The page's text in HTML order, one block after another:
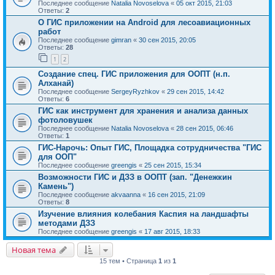
Последнее сообщение Natalia Novoselova « 05 окт 2015, 21:03
Ответы: 2
О ГИС приложении на Android для лесоавиационных
работ
Последнее сообщение gimran « 30 сен 2015, 20:05
Ответы: 28
1 2
Создание спец. ГИС приложения для ООПТ (н.п.
Алханай)
Последнее сообщение SergeyRyzhkov « 29 сен 2015, 14:42
Ответы: 6
ГИС как инструмент для хранения и анализа данных
фотоловушек
Последнее сообщение Natalia Novoselova « 28 сен 2015, 06:46
Ответы: 1
ГИС-Нарочь: Опыт ГИС, Площадка сотрудничества "ГИС
для ООП"
Последнее сообщение greengis « 25 сен 2015, 15:34
Возможности ГИС и ДЗЗ в ООПТ (зап. "Денежкин
Камень")
Последнее сообщение akvaanna « 16 сен 2015, 21:09
Ответы: 8
Изучение влияния колебания Каспия на ландшафты
методами ДЗЗ
Последнее сообщение greengis « 17 авг 2015, 18:33
Новая тема
15 тем • Страница 1 из 1